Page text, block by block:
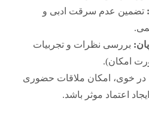
تضمین عدم سرقت ادبی و
بررسی نظرات و تجربیات
امکان).
در خوی، امکان ملاقات حضوری
اعتماد موثر باشد.